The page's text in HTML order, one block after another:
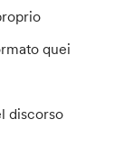
quei
discorso